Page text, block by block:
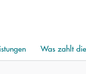
Was zahlt